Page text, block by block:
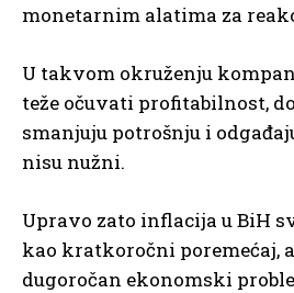
monetarnim alatima za
U takvom okruženju
teže očuvati profitabilnost,
smanjuju potrošnju i
nisu nužni.
Upravo zato inflacija u BiH
kao kratkoročni poremećaj,
dugoročan ekonomski